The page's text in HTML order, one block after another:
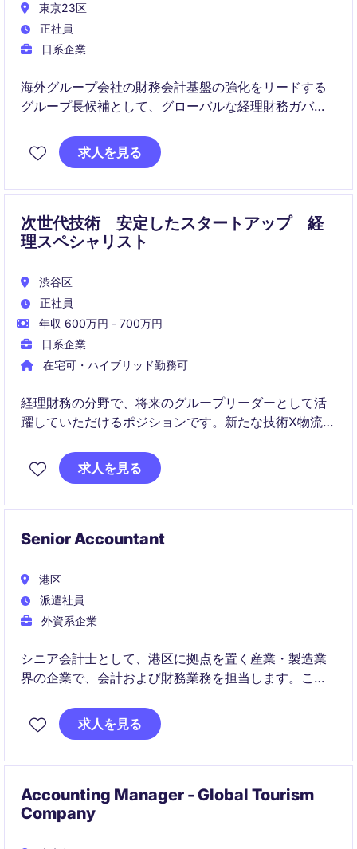
東京23区
正社員
日系企業
海外グループ会社の財務会計基盤の強化をリードする
グループ長候補として、グローバルな経理財務ガバナ
また、海外事業拡大に伴うM&Aや新規拠点設立を含む
きます。
求人を見る
次世代技術 安定したスタートアップ 経
理スペシャリスト
渋谷区
正社員
年収 600万円 - 700万円
日系企業
在宅可・ハイブリッド勤務可
経理財務の分野で、将来のグループリーダーとして活
躍していただけるポジションです。新たな技術X物流業
て、組織の成長に貢献していただける方を募集してい
ます。
求人を見る
Senior Accountant
港区
派遣社員
外資系企業
シニア会計士として、港区に拠点を置く産業・製造業
界の企業で、会計および財務業務を担当します。この
可能です。求人を見る
Accounting Manager - Global Tourism
Company